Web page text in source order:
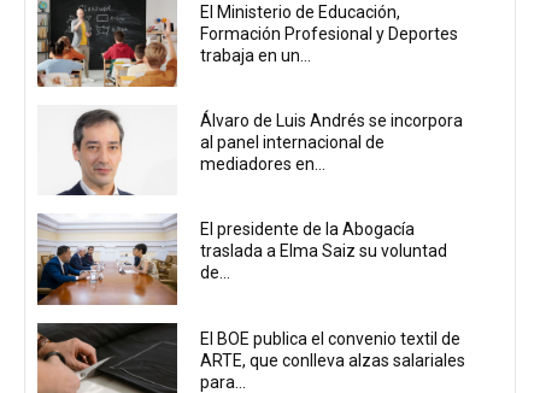
El Ministerio de Educación,
Formación Profesional y Deportes
trabaja en un...
Álvaro de Luis Andrés se incorpora
al panel internacional de
mediadores en...
El presidente de la Abogacía
traslada a Elma Saiz su voluntad
de...
El BOE publica el convenio textil de
ARTE, que conlleva alzas salariales
para...